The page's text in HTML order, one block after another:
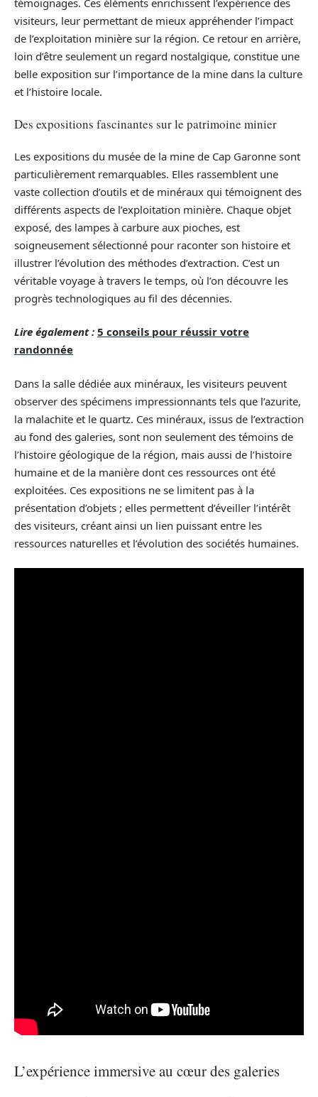
visiteurs, leur permettant de mieux appréhender l’impact
de l’exploitation minière sur la région. Ce retour en arrière,
loin d’être seulement un regard nostalgique, constitue une
belle exposition sur l’importance de la mine dans la culture
et l’histoire locale.
Des expositions fascinantes sur le patrimoine minier
Les expositions du musée de la mine de Cap Garonne sont
particulièrement remarquables. Elles rassemblent une
vaste collection d’outils et de minéraux qui témoignent des
différents aspects de l’exploitation minière. Chaque objet
exposé, des lampes à carbure aux pioches, est
soigneusement sélectionné pour raconter son histoire et
illustrer l’évolution des méthodes d’extraction. C’est un
véritable voyage à travers le temps, où l’on découvre les
progrès technologiques au fil des décennies.
Lire également : 5 conseils pour réussir votre
randonnée
Dans la salle dédiée aux minéraux, les visiteurs peuvent
observer des spécimens impressionnants tels que l’azurite,
la malachite et le quartz. Ces minéraux, issus de l’extraction
au fond des galeries, sont non seulement des témoins de
l’histoire géologique de la région, mais aussi de l’histoire
humaine et de la manière dont ces ressources ont été
exploitées. Ces expositions ne se limitent pas à la
présentation d’objets ; elles permettent d’éveiller l’intérêt
des visiteurs, créant ainsi un lien puissant entre les
ressources naturelles et l’évolution des sociétés humaines.
L’expérience immersive au cœur des galeries